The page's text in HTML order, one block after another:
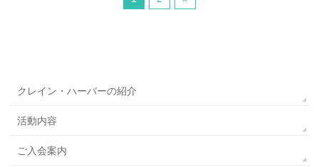
クレイン・ハーバーの紹介
活動内容
ご入会案内